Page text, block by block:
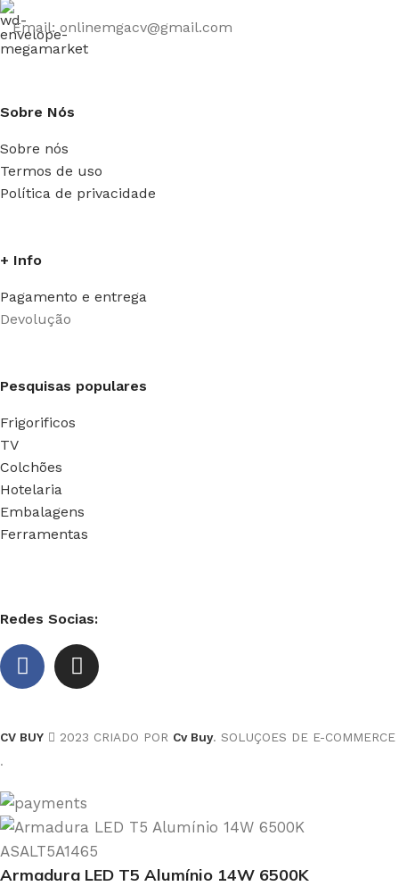
Email: onlinemgacv@gmail.com
Sobre Nós
Sobre nós
Termos de uso
Política de privacidade
+ Info
Pagamento e entrega
Devolução
Pesquisas populares
Frigorificos
TV
Colchões
Hotelaria
Embalagens
Ferramentas
Redes Socias:
CV BUY 2023 CRIADO POR Cv Buy. SOLUÇOES DE E-COMMERCE
.
Armadura LED T5 Alumínio 14W 6500K